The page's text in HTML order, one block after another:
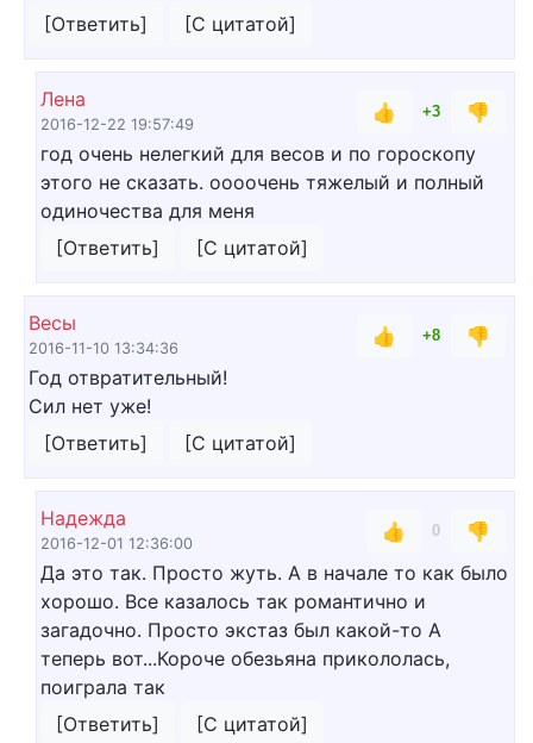
[Ответить]
[С цитатой]
Лена
2016-12-22 19:57:49
👍 +3
👎
год очень нелегкий для весов и по гороскопу
этого не сказать. оооочень тяжелый и полный
одиночества для меня
[Ответить]
[С цитатой]
Весы
2016-11-10 13:34:36
👍 +8
👎
Год отвратительный!
Сил нет уже!
[Ответить]
[С цитатой]
Надежда
2016-12-01 12:36:00
👍 0
👎
Да это так. Просто жуть. А в начале то как было
хорошо. Все казалось так романтично и
загадочно. Просто экстаз был какой-то А
теперь вот...Короче обезьяна прикололась,
поиграла так
[Ответить]
[С цитатой]